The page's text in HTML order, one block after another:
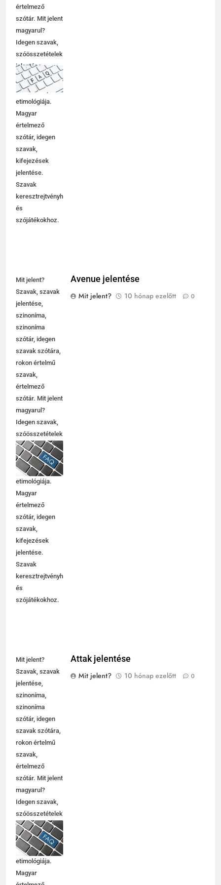
értelmező
szótár. Mit jelent
magyarul?
Idegen szavak,
szóösszetételek
jelentése,
magyarázata,
használata,
etimológiája.
Magyar
értelmező
szótár, idegen
szavak,
kifejezések
jelentése.
Szavak
keresztrejtvényhez
és
szójátékokhoz.
Mit jelent?
Szavak, szavak
jelentése,
szinoníma,
szinoníma
szótár, idegen
szavak szótára,
rokon értelmű
szavak,
értelmező
szótár. Mit jelent
magyarul?
Idegen szavak,
szóösszetételek
jelentése,
magyarázata,
használata,
etimológiája.
Magyar
értelmező
szótár, idegen
szavak,
kifejezések
jelentése.
Szavak
keresztrejtvényhez
és
szójátékokhoz.
Avenue jelentése
Mit jelent?
10 hónap ezelőtt 0
Mit jelent?
Szavak, szavak
jelentése,
szinoníma,
szinoníma
szótár, idegen
szavak szótára,
rokon értelmű
szavak,
értelmező
szótár. Mit jelent
magyarul?
Idegen szavak,
szóösszetételek
jelentése,
magyarázata,
használata,
etimológiája.
Magyar
Attak jelentése
Mit jelent?
10 hónap ezelőtt 0
5
6